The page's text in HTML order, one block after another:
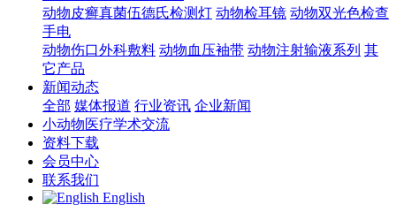
动物皮癣真菌伍德氏检测灯 动物检耳镜 动物双光色检查
手电
动物伤口外科敷料 动物血压袖带 动物注射输液系列 其
它产品
新闻动态
全部 媒体报道 行业资讯 企业新闻
小动物医疗学术交流
资料下载
会员中心
联系我们
English